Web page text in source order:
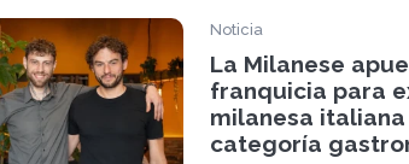
Noticia
La Milanese
franquicia para
milanesa
categoría